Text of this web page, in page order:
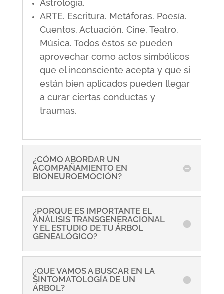
Astrología.
ARTE. Escritura. Metáforas. Poesía.
Cuentos. Actuación. Cine. Teatro.
Música. Todos éstos se pueden
aprovechar como actos simbólicos
que el inconsciente acepta y que si
están bien aplicados pueden llegar
a curar ciertas conductas y
traumas.
¿CÓMO ABORDAR UN
ACOMPAÑAMIENTO EN
BIONEUROEMOCIÓN?
¿PORQUE ES IMPORTANTE EL
ANÁLISIS TRANSGENERACIONAL
Y EL ESTUDIO DE TU ÁRBOL
GENEALÓGICO?
¿QUE VAMOS A BUSCAR EN LA
SINTOMATOLOGÍA DE UN
ÁRBOL?